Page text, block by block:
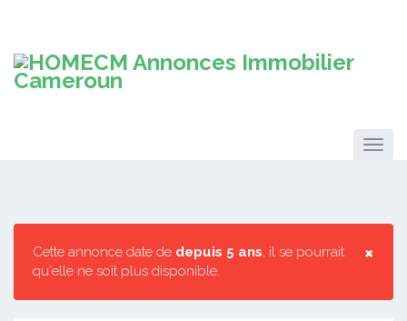
×
Cette annonce date de depuis 5 ans, il se pourrait
qu'elle ne soit plus disponible.